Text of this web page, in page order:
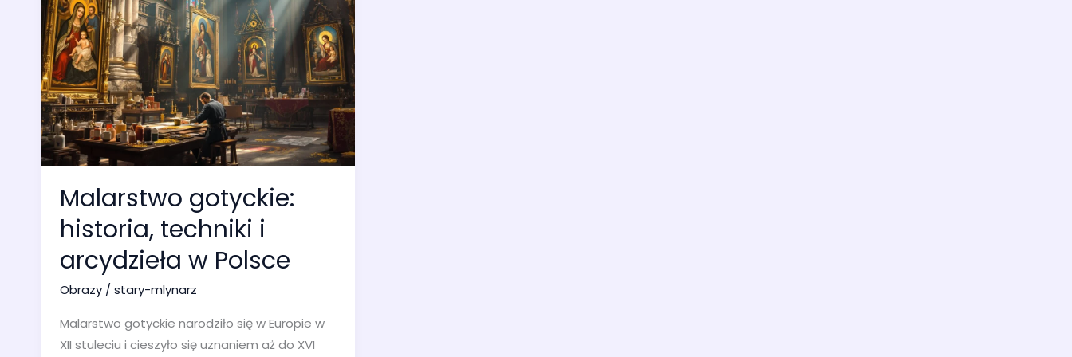
Malarstwo gotyckie:
historia, techniki i
arcydzieła w Polsce
Obrazy/ stary-mlynarz
Malarstwo gotyckie narodziło się w Europie w
XII stuleciu i cieszyło się uznaniem aż do XVI